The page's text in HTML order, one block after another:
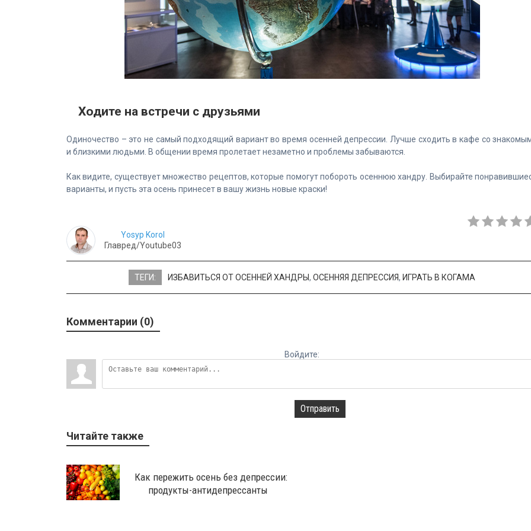
Ходите на встречи с друзьями
Одиночество – это не самый подходящий вариант во время осенней депрессии. Лучше сходить в кафе со
и близкими людьми. В общении время пролетает незаметно и проблемы забываются.
Как видите, существует множество рецептов, которые помогут побороть осеннюю хандру. Выбирайте
варианты, и пусть эта осень принесет в вашу жизнь новые краски!
Yosyp Korol
Главред/Youtube03
ТЕГИ: ИЗБАВИТЬСЯ ОТ ОСЕННЕЙ ХАНДРЫ,ОСЕННЯЯ ДЕПРЕССИЯ,ИГРАТЬ В КОГАМА
Комментарии (0)
Войдите:
Отправить
Читайте также
Как пережить осень без депрессии:
продукты-антидепрессанты